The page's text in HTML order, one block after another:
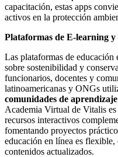
capacitación, estas apps
activos en la protección
Plataformas de E-learning
Las plataformas de
sobre sostenibilidad y
funcionarios, docentes y
latinoamericanas y ONGs
comunidades de
Academia Virtual de Vitalis
recursos interactivos
fomentando proyectos
educación en línea es
contenidos actualizados.